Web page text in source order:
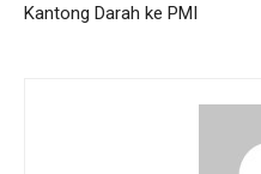
Kantong Darah ke PMI